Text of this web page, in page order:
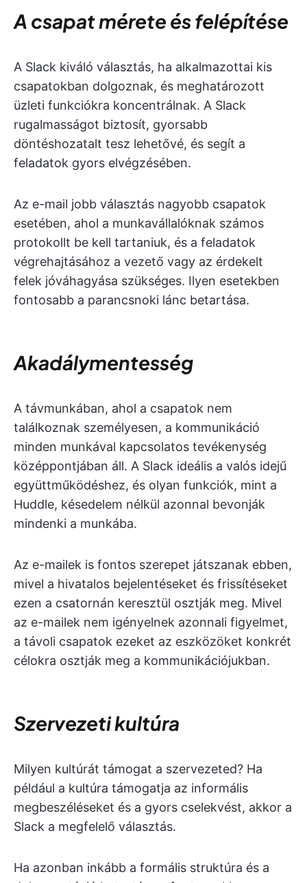
A csapat mérete és felépítése
A Slack kiváló választás, ha alkalmazottai kis
csapatokban dolgoznak, és meghatározott
üzleti funkciókra koncentrálnak. A Slack
rugalmasságot biztosít, gyorsabb
döntéshozatalt tesz lehetővé, és segít a
feladatok gyors elvégzésében.
Az e-mail jobb választás nagyobb csapatok
esetében, ahol a munkavállalóknak számos
protokollt be kell tartaniuk, és a feladatok
végrehajtásához a vezető vagy az érdekelt
felek jóváhagyása szükséges. Ilyen esetekben
fontosabb a parancsnoki lánc betartása.
Akadálymentesség
A távmunkában, ahol a csapatok nem
találkoznak személyesen, a kommunikáció
minden munkával kapcsolatos tevékenység
középpontjában áll. A Slack ideális a valós idejű
együttműködéshez, és olyan funkciók, mint a
Huddle, késedelem nélkül azonnal bevonják
mindenki a munkába.
Az e-mailek is fontos szerepet játszanak ebben,
mivel a hivatalos bejelentéseket és frissítéseket
ezen a csatornán keresztül osztják meg. Mivel
az e-mailek nem igényelnek azonnali figyelmet,
a távoli csapatok ezeket az eszközöket konkrét
célokra osztják meg a kommunikációjukban.
Szervezeti kultúra
Milyen kultúrát támogat a szervezeted? Ha
például a kultúra támogatja az informális
megbeszéléseket és a gyors cselekvést, akkor a
Slack a megfelelő választás.
Ha azonban inkább a formális struktúra és a